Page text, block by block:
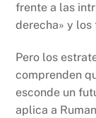
frente a las
derecha» y los
Pero los
comprenden
esconde un
aplica a